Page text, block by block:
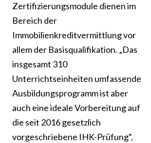
Zertifizierungsmodule dienen im
Bereich der
Immobilienkreditvermittlung vor
allem der Basisqualifikation. „Das
insgesamt 310
Unterrichtseinheiten umfassende
Ausbildungsprogramm ist aber
auch eine ideale Vorbereitung auf
die seit 2016 gesetzlich
vorgeschriebene IHK-Prüfung“,